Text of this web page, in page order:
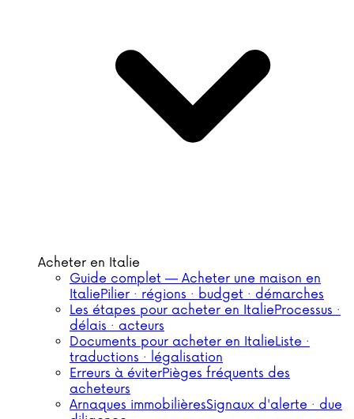
Acheter en Italie
Guide complet — Acheter une maison en
ItaliePilier · régions · budget · démarches
Les étapes pour acheter en ItalieProcessus ·
délais · acteurs
Documents pour acheter en ItalieListe ·
traductions · légalisation
Erreurs à éviterPièges fréquents des
acheteurs
Arnaques immobilièresSignaux d'alerte · due